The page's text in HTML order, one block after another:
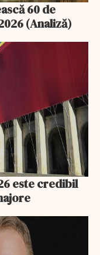
60 de
(Analiză)
este credibil